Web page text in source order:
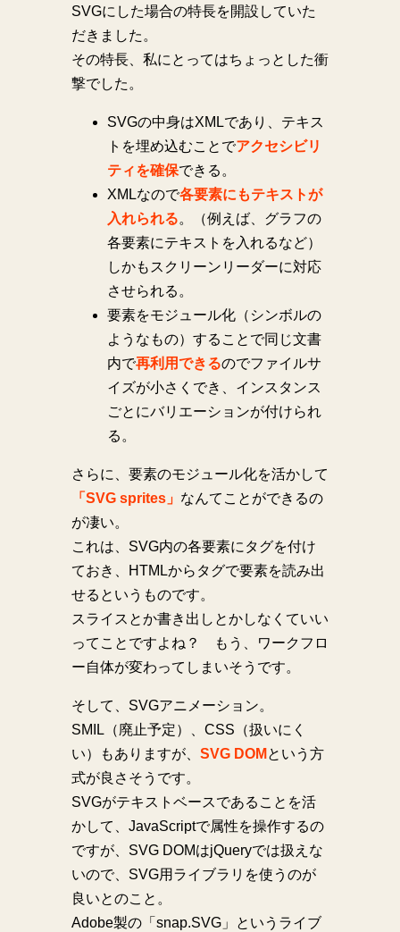
SVGにした場合の特長を開設していた
だきました。
その特長、私にとってはちょっとした衝
撃でした。
SVGの中身はXMLであり、テキス
トを埋め込むことでアクセシビリ
ティを確保できる。
XMLなので各要素にもテキストが
入れられる。（例えば、グラフの
各要素にテキストを入れるなど）
しかもスクリーンリーダーに対応
させられる。
要素をモジュール化（シンボルの
ようなもの）することで同じ文書
内で再利用できるのでファイルサ
イズが小さくでき、インスタンス
ごとにバリエーションが付けられ
る。
さらに、要素のモジュール化を活かして
「SVG sprites」 なんてことができるの
が凄い。
これは、SVG内の各要素にタグを付け
ておき、HTMLからタグで要素を読み出
せるというものです。
スライスとか書き出しとかしなくていい
ってことですよね？ もう、ワークフロ
ー自体が変わってしまいそうです。
そして、SVGアニメーション。
SMIL（廃止予定）、CSS（扱いにく
い）もありますが、 SVG DOM という方
式が良さそうです。
SVGがテキストベースであることを活
かして、JavaScriptで属性を操作するの
ですが、SVG DOMはjQueryでは扱えな
いので、SVG用ライブラリを使うのが
良いとのこと。
Adobe製の「snap.SVG」というライブ